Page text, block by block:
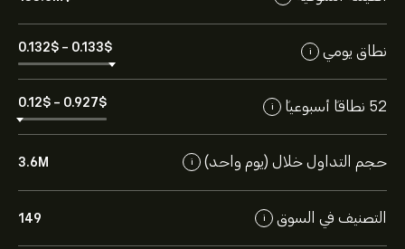
نطاق يومي i
0.132‎$‎ - 0.133‎$‎
52 نطاقاً أسبوعياً i
0.12‎$‎ - 0.927‎$‎
حجم التداول خلال (يوم واحد) i
3.6M
التصنيف في السوق i
149